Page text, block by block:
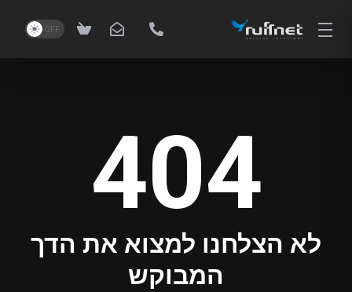
404
לא הצלחנו למצוא את הדך
המבוקש